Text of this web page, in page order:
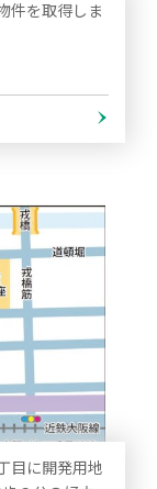
件を取得しま
目に開発用地